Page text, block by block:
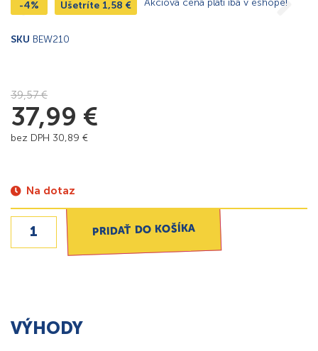
-4% Ušetríte 1,58 € Akciová cena platí iba v eshope!
SKU BEW210
39,57€
37,99 €
bez DPH 30,89 €
Na dotaz
PRIDAŤ DO KOŠÍKA
VÝHODY